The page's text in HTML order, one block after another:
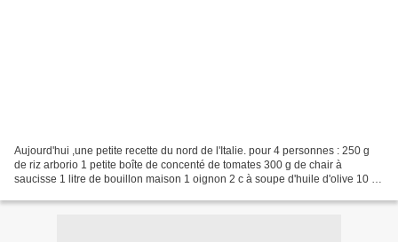
Aujourd'hui ,une petite recette du nord de l'Italie. pour 4 personnes : 250 g
de riz arborio 1 petite boîte de concenté de tomates 300 g de chair à
saucisse 1 litre de bouillon maison 1 oignon 2 c à soupe d'huile d'olive 10 g